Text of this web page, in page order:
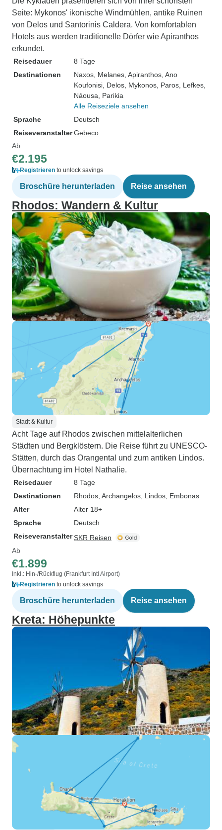
Seite: Mykonos' ikonische Windmühlen, antike Ruinen
von Delos und Santorinis Caldera. Von komfortablen
Hotels aus werden traditionelle Dörfer wie Apiranthos
erkundet.
Reisedauer
8 Tage
Destinationen
Naxos , Melanes , Apiranthos , Ano
Koufonisi , Delos , Mykonos , Paros , Lefkes
Náousa , Parikia
Alle Reiseziele ansehen
Sprache
Deutsch
ReiseveranstalterGebeco
Ab
€2.195
Registrieren to unlock savings
Broschüre herunterladen Reise ansehen
Rhodos: Wandern & Kultur
Stadt & Kultur
Acht Tage auf Rhodos zwischen mittelalterlichen
Städten und Bergklöstern. Die Reise führt zu UNESCO-
Stätten, durch das Orangental und zum antiken Lindos.
Übernachtung im Hotel Nathalie.
Reisedauer
8 Tage
Destinationen
Rhodos , Archangelos , Lindos , Embonas
Alter
Alter 18+
Sprache
Deutsch
ReiseveranstalterSKR Reisen
Ab
€1.899
Inkl.: Hin-/Rückflug (Frankfurt Intl Airport)
Registrieren to unlock savings
Broschüre herunterladen Reise ansehen
Kreta: Höhepunkte